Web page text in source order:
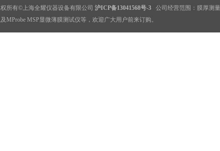
所有©上海全耀仪器设备有限公司 沪ICP备13041568号-3 公司经营范围： 膜厚测
MProbe MSP显微薄膜测试仪等，欢迎广大用户前来订购。